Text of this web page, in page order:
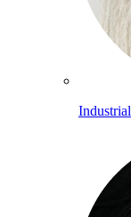
Industrial